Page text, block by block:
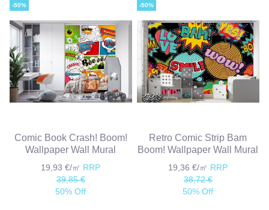
-50%
Comic Book Crash! Boom!
Wallpaper Wall Mural
19,93 €/㎡ RRP
39,85 €
50% Off
-50%
Retro Comic Strip Bam
Boom! Wallpaper Wall Mural
19,36 €/㎡ RRP
38,72 €
50% Off